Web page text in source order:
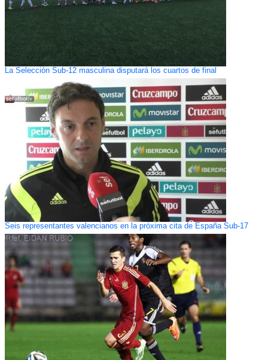
La Selección Sub-12 masculina disputará los cuartos de final
Seis representantes valencianos en la próxima cita de España Sub-17